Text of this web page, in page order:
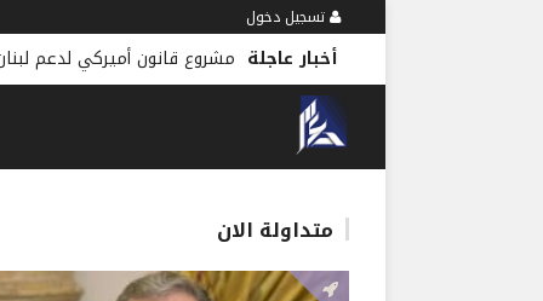
تسجيل دخول
أخبار عاجلة مشروع قانون أميركي لدعم
متداولة الان